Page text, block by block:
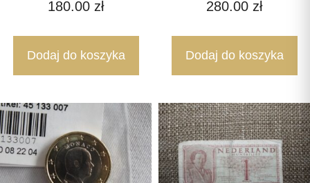
180.00 zł
Dodaj do koszyka
280.00 zł
Dodaj do koszyka